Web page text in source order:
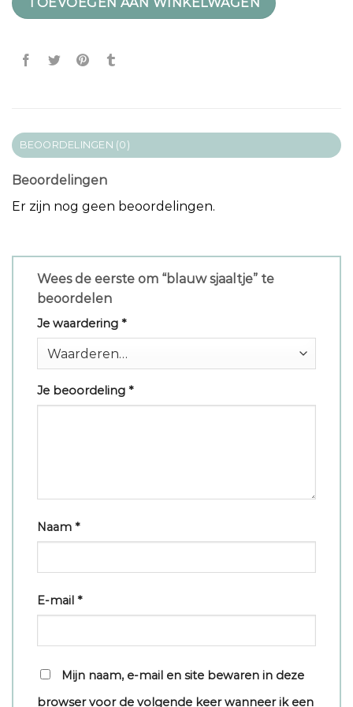
BEOORDELINGEN (0)
Beoordelingen
Er zijn nog geen beoordelingen.
Wees de eerste om “blauw sjaaltje” te
beoordelen
Je waardering *
Je beoordeling *
Naam *
E-mail *
Mijn naam, e-mail en site bewaren in deze
browser voor de volgende keer wanneer ik een